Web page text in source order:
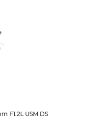
F1.2L USM DS